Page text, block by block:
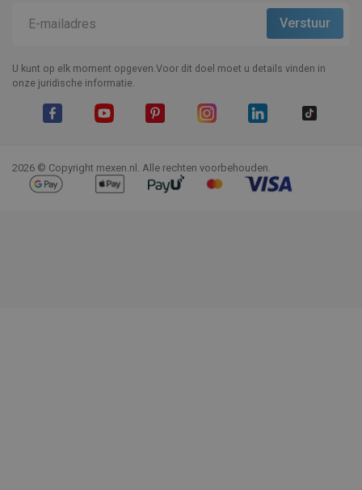
U kunt op elk moment opgeven.Voor dit doel moet u details vinden in
onze juridische informatie.
2026 © Copyright mexen.nl. Alle rechten voorbehouden.